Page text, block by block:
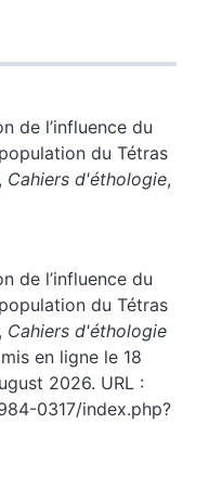
de l’influence du
du Tétras
Cahiers d'éthologie,
de l’influence du
du Tétras
Cahiers d'éthologie
en ligne le 18
2026. URL :
0317/index.php?